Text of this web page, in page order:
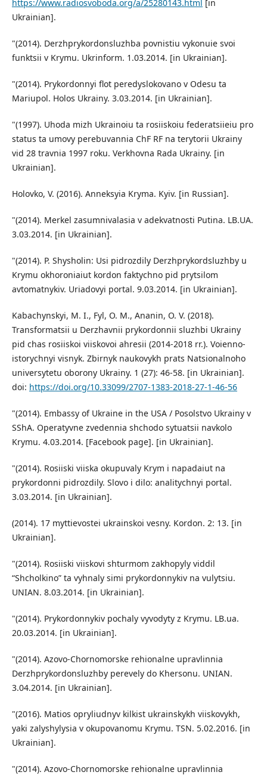
https://www.radiosvoboda.org/a/25280143.html [in
Ukrainian].
"(2014). Derzhprykordonsluzhba povnistiu vykonuie svoi
funktsii v Krymu. Ukrinform. 1.03.2014. [in Ukrainian].
"(2014). Prykordonnyi flot peredyslokovano v Odesu ta
Mariupol. Holos Ukrainy. 3.03.2014. [in Ukrainian].
"(1997). Uhoda mizh Ukrainoiu ta rosiiskoiu federatsiieiu pro
status ta umovy perebuvannia ChF RF na terytorii Ukrainy
vid 28 travnia 1997 roku. Verkhovna Rada Ukrainy. [in
Ukrainian].
Holovko, V. (2016). Anneksyia Kryma. Kyiv. [in Russian].
"(2014). Merkel zasumnivalasia v adekvatnosti Putina. LB.UA.
3.03.2014. [in Ukrainian].
"(2014). P. Shysholin: Usi pidrozdily Derzhprykordsluzhby u
Krymu okhoroniaiut kordon faktychno pid prytsilom
avtomatnykiv. Uriadovyi portal. 9.03.2014. [in Ukrainian].
Kabachynskyi, M. I., Fyl, O. M., Ananin, O. V. (2018).
Transformatsii u Derzhavnii prykordonnii sluzhbi Ukrainy
pid chas rosiiskoi viiskovoi ahresii (2014-2018 rr.). Voienno-
istorychnyi visnyk. Zbirnyk naukovykh prats Natsionalnoho
universytetu oborony Ukrainy. 1 (27): 46-58. [in Ukrainian].
doi: https://doi.org/10.33099/2707-1383-2018-27-1-46-56
"(2014). Embassy of Ukraine in the USA / Posolstvo Ukrainy v
SShA. Operatyvne zvedennia shchodo sytuatsii navkolo
Krymu. 4.03.2014. [Facebook page]. [in Ukrainian].
"(2014). Rosiiski viiska okupuvaly Krym i napadaiut na
prykordonni pidrozdily. Slovo i dilo: analitychnyi portal.
3.03.2014. [in Ukrainian].
(2014). 17 myttievostei ukrainskoi vesny. Kordon. 2: 13. [in
Ukrainian].
"(2014). Rosiiski viiskovi shturmom zakhopyly viddil
“Shcholkino” ta vyhnaly simi prykordonnykiv na vulytsiu.
UNIAN. 8.03.2014. [in Ukrainian].
"(2014). Prykordonnykiv pochaly vyvodyty z Krymu. LB.ua.
20.03.2014. [in Ukrainian].
"(2014). Azovo-Chornomorske rehionalne upravlinnia
Derzhprykordonsluzhby perevely do Khersonu. UNIAN.
3.04.2014. [in Ukrainian].
"(2016). Matios opryliudnyv kilkist ukrainskykh viiskovykh,
yaki zalyshylysia v okupovanomu Krymu. TSN. 5.02.2016. [in
Ukrainian].
"(2014). Azovo-Chornomorske rehionalne upravlinnia